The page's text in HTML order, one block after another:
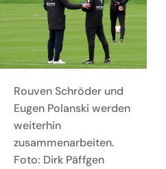
Rouven Schröder und
Eugen Polanski werden
weiterhin
zusammenarbeiten.
Foto: Dirk Päffgen